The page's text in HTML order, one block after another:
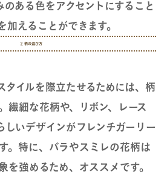
のある色をアクセントにすること
加えることができます。
2. 柄の選び方
タイルを際立たせるためには、柄
繊細な花柄や、リボン、レース
しいデザインがフレンチガーリー
。特に、バラやスミレの花柄は
を強めるため、オススメです。